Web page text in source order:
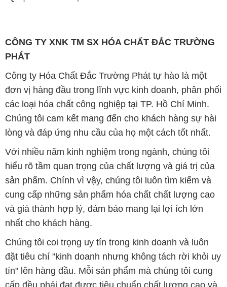
các loại hóa chất công nghiệp tại TP. Hồ Chí Minh.
Chúng tôi cam kết mang đến cho khách hàng sự hài
lòng và đáp ứng nhu cầu của họ một cách tốt nhất.
Với nhiều năm kinh nghiệm trong ngành, chúng tôi
hiểu rõ tầm quan trọng của chất lượng và giá trị của
sản phẩm. Chính vì vậy, chúng tôi luôn tìm kiếm và
cung cấp những sản phẩm hóa chất chất lượng cao
và giá thành hợp lý, đảm bảo mang lại lợi ích lớn
nhất cho khách hàng.
Chúng tôi coi trọng uy tín trong kinh doanh và luôn
đặt tiêu chí "kinh doanh nhưng không tách rời khỏi uy
tín" lên hàng đầu. Mỗi sản phẩm mà chúng tôi cung
cấp đều phải đạt được tiêu chuẩn chất lượng cao và
đáp ứng được yêu cầu của khách hàng. Chúng tôi tin
rằng sự hài lòng của đối tác là thành công của chúng
tôi và sự phát triển bền vững chỉ có thể đạt được khi
cùng nhau hợp tác và phát triển.